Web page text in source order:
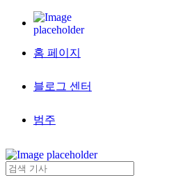
홈 페이지
블로그 센터
범주